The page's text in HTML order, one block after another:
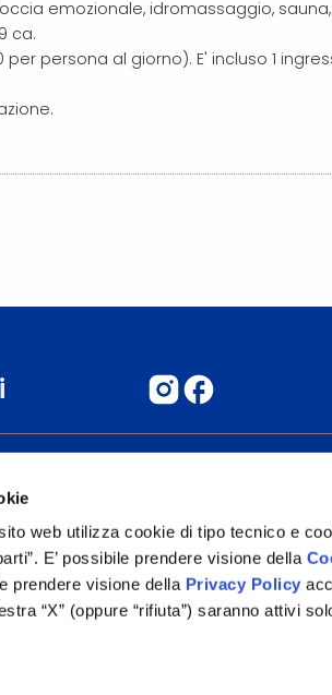
web utilizza cookie di tipo tecnico e
E’ possibile prendere visione della
prendere visione della Privacy Policy
“X” (oppure “rifiuta”) saranno attivi
emozionale, idromassaggio,
ca.
persona al giorno). E' incluso 1
Informazioni Legali
S.p.A., Largo Cesare Battisti, 28 - 39044 Egna